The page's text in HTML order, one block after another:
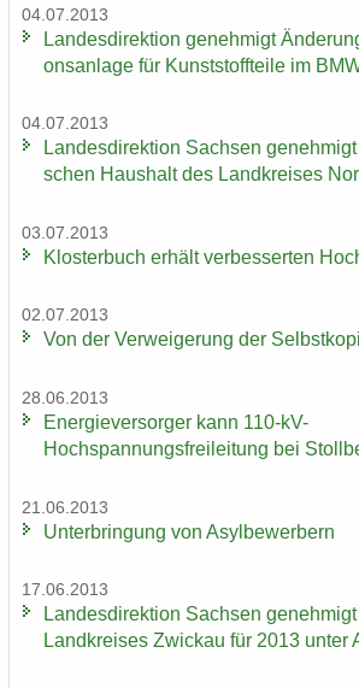
04.07.2013
Lan­des­di­rek­ti­on ge­neh­migt
ons­an­la­ge für Kunst­stoff­tei­le im
04.07.2013
Lan­des­di­rek­ti­on Sach­sen
schen Haus­halt des Land­krei­ses
03.07.2013
Klos­ter­buch er­hält ver­bes­ser­ten
02.07.2013
Von der Ver­wei­ge­rung der
28.06.2013
En­er­gie­ver­sor­ger kann 110-​kV-
Hochspannungsfreileitung bei
21.06.2013
Un­ter­brin­gung von Asyl­be­wer­bern
17.06.2013
Lan­des­di­rek­ti­on Sach­sen
Land­krei­ses Zwi­ckau für 2013 unter